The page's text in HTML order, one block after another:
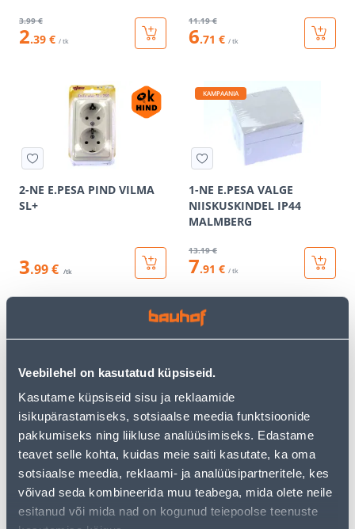
Veebilehel on kasutatud küpsiseid.
Kasutame küpsiseid sisu ja reklaamide
isikupärastamiseks, sotsiaalse meedia funktsioonide
pakkumiseks ning liikluse analüüsimiseks. Edastame
teavet selle kohta, kuidas meie saiti kasutate, ka oma
sotsiaalse meedia, reklaami- ja analüüsipartneritele, kes
võivad seda kombineerida muu teabega, mida olete neile
esitanud või mida nad on kogunud teiepoolse teenuste
3.99 €
2.39 € / tk
11.19 €
6.71 € / tk
2-NE E.PESA PIND VILMA
SL+
3.99 € /tk
KAMPAANIA
1-NE E.PESA VALGE
NIISKUSKINDEL IP44
MALMBERG
13.19 €
7.91 € / tk
RAAM 2-NE SÜV KREEM
ASFORA
1.03 €
PISTIKUPESA 2-NE M-GA
MUST RENOVA
12.47 €